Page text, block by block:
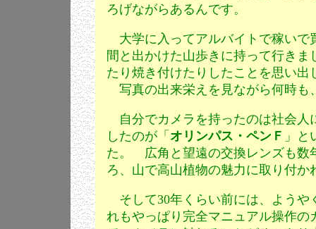
ろげながらあるんです。
大学に入ってアルバイトで稼いで
間と出かけた山歩きに持って行き
たり焼き付けたりしたことを思い出
写真の出来栄えを見ながら何時も
自分でカメラを持ったのは社会人
したのが「 オリンパス・ペンＦ 」
た。 広角と望遠の交換レンズも数
ろ、山で高山植物の魅力に取り付
そして30年くらい前には、ようや
れもやっぱり完全マニュアル操作